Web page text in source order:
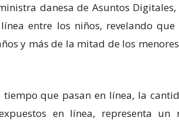
danesa de Asuntos
entre los niños, revelando
y más de la mitad de los
tiempo que pasan en línea, la
en línea, representa un